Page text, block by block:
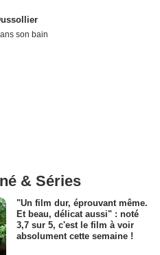
son bain
& Séries
"Un film dur, éprouvant même.
Et beau, délicat aussi" : noté
3,7 sur 5, c'est le film à voir
absolument cette semaine !